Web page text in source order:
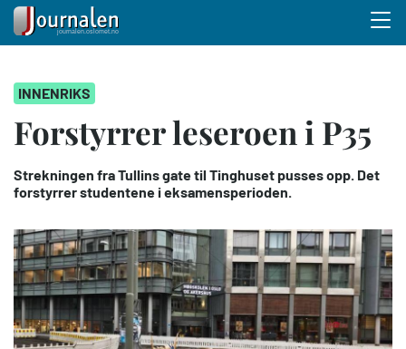
hovedinnhold
INNENRIKS
Forstyrrer leseroen i P35
Strekningen fra Tullins gate til Tinghuset pusses opp. Det
forstyrrer studentene i eksamensperioden.